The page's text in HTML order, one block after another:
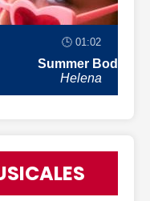
🕒 01:02
Summer Body
Helena